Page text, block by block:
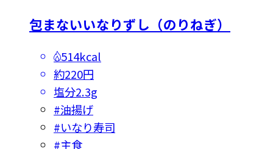
包まないいなりずし（のりねぎ）
514kcal
約220円
塩分2.3g
#油揚げ
#いなり寿司
#主食